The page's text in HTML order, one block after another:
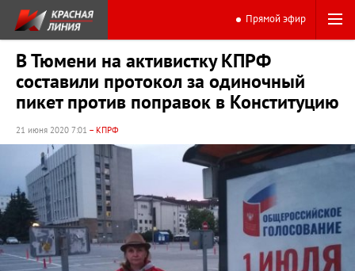
Прямой эфир
В Тюмени на активистку КПРФ
составили протокол за одиночный
пикет против поправок в Конституцию
21 июня 2020 7:01 – КПРФ